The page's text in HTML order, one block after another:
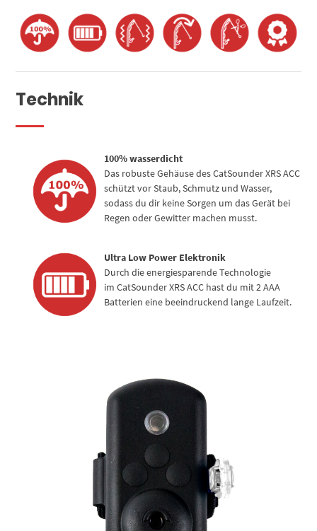
Technik
100% wasserdicht
Das robuste Gehäuse des CatSounder XRS ACC
schützt vor Staub, Schmutz und Wasser,
sodass du dir keine Sorgen um das Gerät bei
Regen oder Gewitter machen musst.
Ultra Low Power Elektronik
Durch die energiesparende Technologie
im CatSounder XRS ACC hast du mit 2 AAA
Batterien eine beeindruckend lange Laufzeit.